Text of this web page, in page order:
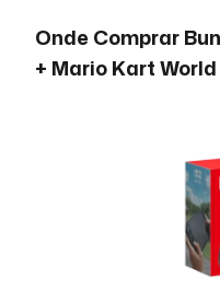
Onde Comprar
+ Mario Kart World